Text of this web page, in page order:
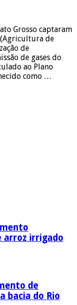
Grosso captaram
(Agricultura de
de
de gases do
ao Plano
como …
arroz irrigado
de
bacia do Rio